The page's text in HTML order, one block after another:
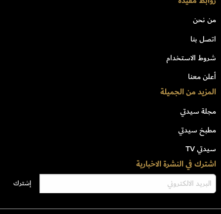
من نحن
اتصل بنا
شروط الاستخدام
أعلن معنا
المزيد من الجميلة
مجلة سيدتي
مطبخ سيدتي
سيدتي TV
اشترك في النشرة الاخبارية